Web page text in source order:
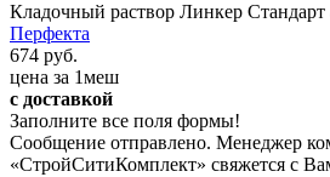
Кладочный раствор Линкер
Перфекта
674 руб.
цена за 1меш
с доставкой
Заполните все поля формы!
Сообщение отправлено. Менеджер
«СтройСитиКомплект» свяжется с